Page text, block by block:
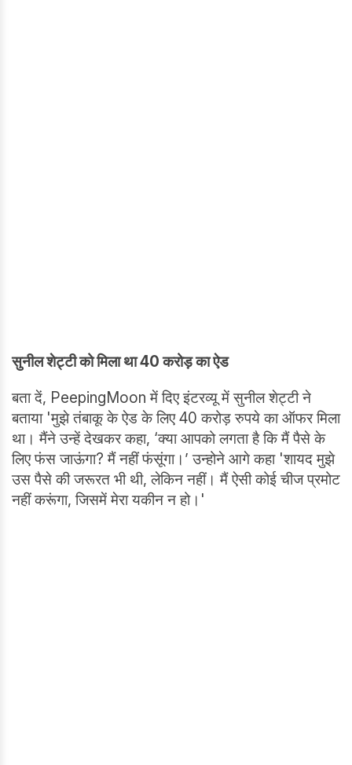
सुनील शेट्टी को मिला था 40 करोड़ का ऐड
बता दें, PeepingMoon में दिए इंटरव्यू में सुनील शेट्टी ने
बताया 'मुझे तंबाकू के ऐड के लिए 40 करोड़ रुपये का ऑफर मिला
था। मैंने उन्हें देखकर कहा, ‘क्या आपको लगता है कि मैं पैसे के
लिए फंस जाऊंगा? मैं नहीं फंसूंगा।’ उन्होने आगे कहा 'शायद मुझे
उस पैसे की जरूरत भी थी, लेकिन नहीं। मैं ऐसी कोई चीज प्रमोट
नहीं करूंगा, जिसमें मेरा यकीन न हो।'